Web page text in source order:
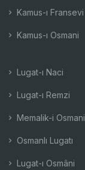
Kamus-ı Fransevi
Kamus-ı Osmani
Lugat-ı Naci
Lugat-ı Remzi
Memalik-i Osmani
Osmanlı Lugatı
Lugat-ı Osmâni